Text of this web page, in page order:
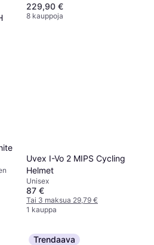
229,90 €
8 kauppoja
Uvex I-Vo 2 MIPS Cycling
Helmet
Unisex
87 €
Tai 3 maksua 29,79 €
1 kauppa
Trendaava